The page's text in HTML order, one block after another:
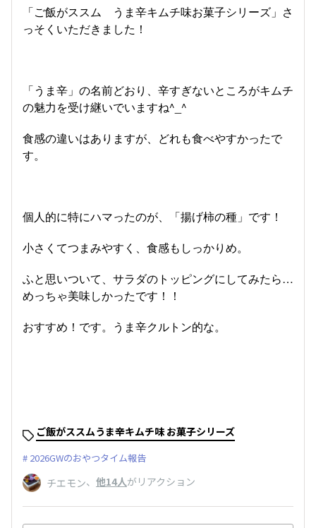
「ご飯がススム うま辛キムチ味お菓子シリーズ」さ
っそくいただきました！
「うま辛」の名前どおり、辛すぎないところがキムチ
の魅力を受け継いでいますね^_^
食感の違いはありますが、どれも食べやすかったで
す。
個人的に特にハマったのが、「揚げ柿の種」です！
小さくてつまみやすく、食感もしっかりめ。
ふと思いついて、サラダのトッピングにしてみたら…
めっちゃ美味しかったです！！
おすすめ！です。うま辛クルトン的な。
ご飯がススムうま辛キムチ味 お菓子シリーズ
2026GWのおやつタイム報告
チエモン、 他14人がリアクション